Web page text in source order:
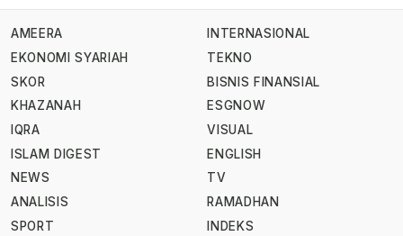
AMEERA
EKONOMI SYARIAH
SKOR
KHAZANAH
IQRA
ISLAM DIGEST
NEWS
ANALISIS
SPORT
INTERNASIONAL
TEKNO
BISNIS FINANSIAL
ESGNOW
VISUAL
ENGLISH
TV
RAMADHAN
INDEKS